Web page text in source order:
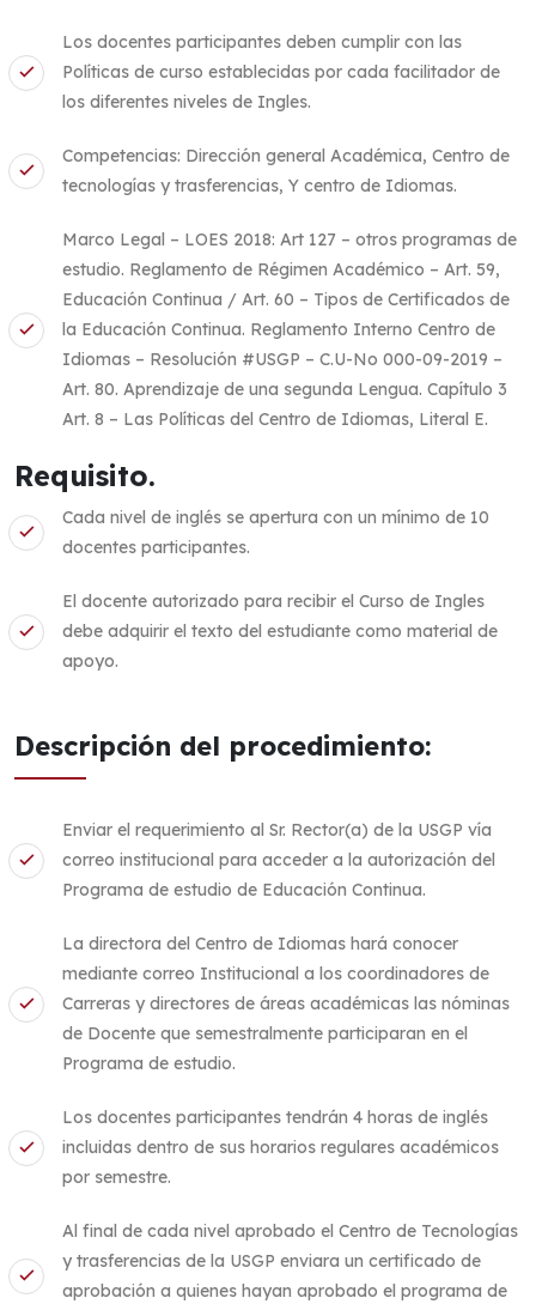
Los docentes participantes deben cumplir con las
Políticas de curso establecidas por cada facilitador de
los diferentes niveles de Ingles.
Competencias: Dirección general Académica, Centro de
tecnologías y trasferencias, Y centro de Idiomas.
Marco Legal – LOES 2018: Art 127 – otros programas de
estudio. Reglamento de Régimen Académico – Art. 59,
Educación Continua / Art. 60 – Tipos de Certificados de
la Educación Continua. Reglamento Interno Centro de
Idiomas – Resolución #USGP – C.U-No 000-09-2019 –
Art. 80. Aprendizaje de una segunda Lengua. Capítulo 3
Art. 8 – Las Políticas del Centro de Idiomas, Literal E.
Requisito.
Cada nivel de inglés se apertura con un mínimo de 10
docentes participantes.
El docente autorizado para recibir el Curso de Ingles
debe adquirir el texto del estudiante como material de
apoyo.
Descripción del procedimiento:
Enviar el requerimiento al Sr. Rector(a) de la USGP vía
correo institucional para acceder a la autorización del
Programa de estudio de Educación Continua.
La directora del Centro de Idiomas hará conocer
mediante correo Institucional a los coordinadores de
Carreras y directores de áreas académicas las nóminas
de Docente que semestralmente participaran en el
Programa de estudio.
Los docentes participantes tendrán 4 horas de inglés
incluidas dentro de sus horarios regulares académicos
por semestre.
Al final de cada nivel aprobado el Centro de Tecnologías
y trasferencias de la USGP enviara un certificado de
aprobación a quienes hayan aprobado el programa de